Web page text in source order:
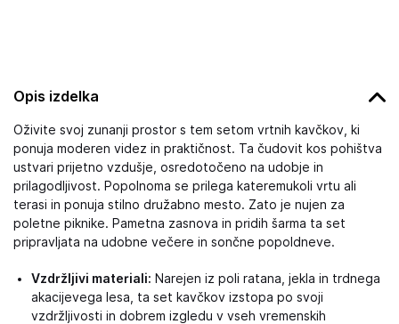
Opis izdelka
Oživite svoj zunanji prostor s tem setom vrtnih kavčkov, ki
ponuja moderen videz in praktičnost. Ta čudovit kos pohištva
ustvari prijetno vzdušje, osredotočeno na udobje in
prilagodljivost. Popolnoma se prilega kateremukoli vrtu ali
terasi in ponuja stilno družabno mesto. Zato je nujen za
poletne piknike. Pametna zasnova in pridih šarma ta set
pripravljata na udobne večere in sončne popoldneve.
Vzdržljivi materiali: Narejen iz poli ratana, jekla in trdnega
akacijevega lesa, ta set kavčkov izstopa po svoji
vzdržljivosti in dobrem izgledu v vseh vremenskih